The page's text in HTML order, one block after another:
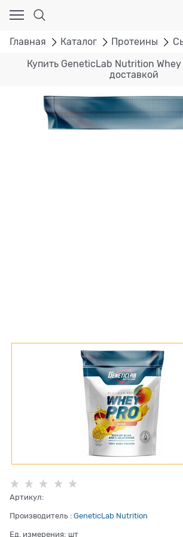
Главная Каталог Протеины
Купить GeneticLab Nutrition Whey
доставкой
Артикул:
Производитель : GeneticLab Nutrition
Ед. измерения: шт